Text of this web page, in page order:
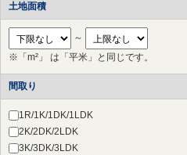
土地面積
～
※「m²」 は「平米」と同じです。
間取り
1R/1K/1DK/1LDK
2K/2DK/2LDK
3K/3DK/3LDK